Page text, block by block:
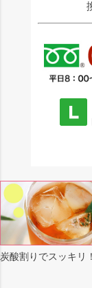
炭酸割りでスッキリ